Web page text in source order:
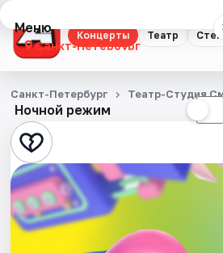
Концерты Театр
Меню
Санкт-Петербург
Концерты
Театр
Стендап
Выставки
Квесты
Ночной режим
Санкт-Петербург Театр-Студия